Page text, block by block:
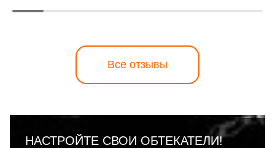
Все отзывы
НАСТРОЙТЕ СВОИ ОБТЕКАТЕЛИ!